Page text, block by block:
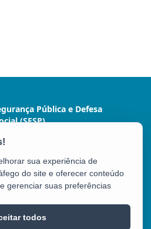
Pública e Defesa
(SESP)
de Moraes, nº 2355 -
625 - Vitória / ES
3636-1500/9924
sua experiência de
do site e oferecer conteúdo
gerenciar suas preferências
todos